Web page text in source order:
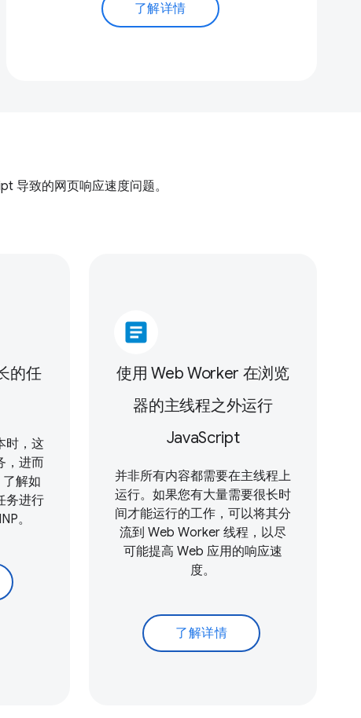
了解详情
导致的网页响应速度问题。
的任
时，这
，进而
解如
务进行
。
article
使用 Web Worker 在浏览
器的主线程之外运行
JavaScript
并非所有内容都需要在主线程上
运行。如果您有大量需要很长时
间才能运行的工作，可以将其分
流到 Web Worker 线程，以尽
可能提高 Web 应用的响应速
度。
了解详情